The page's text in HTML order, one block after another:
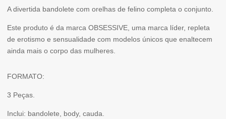
A divertida bandolete com orelhas de felino completa o conjunto.
Este produto é da marca OBSESSIVE, uma marca líder, repleta
de erotismo e sensualidade com modelos únicos que enaltecem
ainda mais o corpo das mulheres.
FORMATO:
3 Peças.
Inclui: bandolete, body, cauda.